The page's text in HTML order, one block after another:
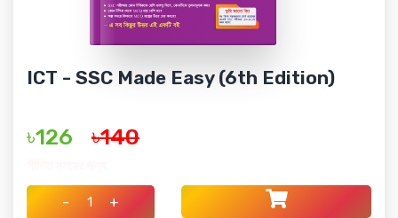
ICT - SSC Made Easy (6th Edition)
৳126 ৳140
- +